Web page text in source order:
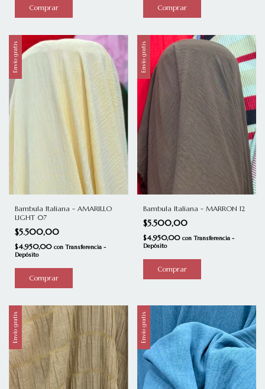
Envío gratis
Bambula Italiana - AMARILLO
LIGHT 07
$5.500,00
$4.950,00 con Transferencia -
Depósito
Envío gratis
Bambula Italiana - MARRON 12
$5.500,00
$4.950,00 con Transferencia -
Depósito
Envío gratis Envío gratis